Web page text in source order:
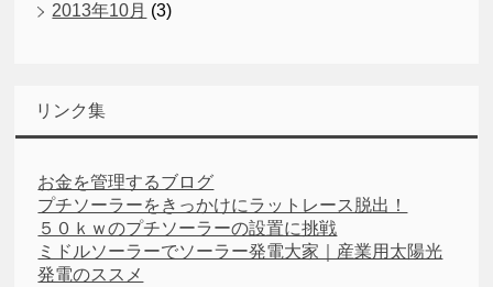
2013年10月 (3)
リンク集
お金を管理するブログ
プチソーラーをきっかけにラットレース脱出！
５０ｋｗのプチソーラーの設置に挑戦
ミドルソーラーでソーラー発電大家｜産業用太陽光
発電のススメ